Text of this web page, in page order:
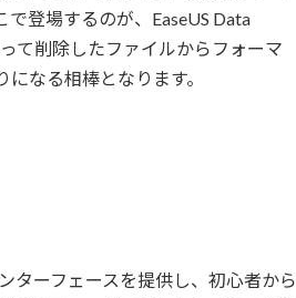
登場するのが、EaseUS Data
て削除したファイルからフォーマ
なる相棒となります。
ターフェースを提供し、初心者から